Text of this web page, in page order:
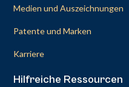
Medien und Auszeichnungen
Patente und Marken
Karriere
Hilfreiche Ressourcen